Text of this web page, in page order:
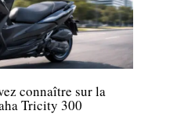
connaître sur la
Tricity 300